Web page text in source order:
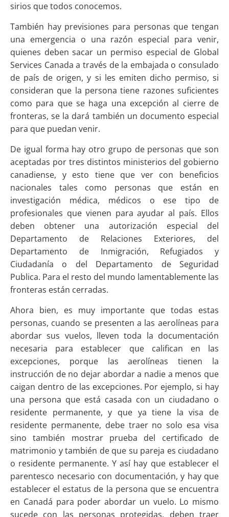
sirios que todos conocemos.
También hay previsiones para personas que tengan
una emergencia o una razón especial para venir,
quienes deben sacar un permiso especial de Global
Services Canada a través de la embajada o consulado
de país de origen, y si les emiten dicho permiso, si
consideran que la persona tiene razones suficientes
como para que se haga una excepción al cierre de
fronteras, se la dará también un documento especial
para que puedan venir.
De igual forma hay otro grupo de personas que son
aceptadas por tres distintos ministerios del gobierno
canadiense, y esto tiene que ver con beneficios
nacionales tales como personas que están en
investigación médica, médicos o ese tipo de
profesionales que vienen para ayudar al país. Ellos
deben obtener una autorización especial del
Departamento de Relaciones Exteriores, del
Departamento de Inmigración, Refugiados y
Ciudadanía o del Departamento de Seguridad
Publica. Para el resto del mundo lamentablemente las
fronteras están cerradas.
Ahora bien, es muy importante que todas estas
personas, cuando se presenten a las aerolíneas para
abordar sus vuelos, lleven toda la documentación
necesaria para establecer que califican en las
excepciones, porque las aerolíneas tienen la
instrucción de no dejar abordar a nadie a menos que
caigan dentro de las excepciones. Por ejemplo, si hay
una persona que está casada con un ciudadano o
residente permanente, y que ya tiene la visa de
residente permanente, debe traer no solo esa visa
sino también mostrar prueba del certificado de
matrimonio y también de que su pareja es ciudadano
o residente permanente. Y así hay que establecer el
parentesco necesario con documentación, y hay que
establecer el estatus de la persona que se encuentra
en Canadá para poder abordar un vuelo. Lo mismo
sucede con las personas protegidas, deben traer